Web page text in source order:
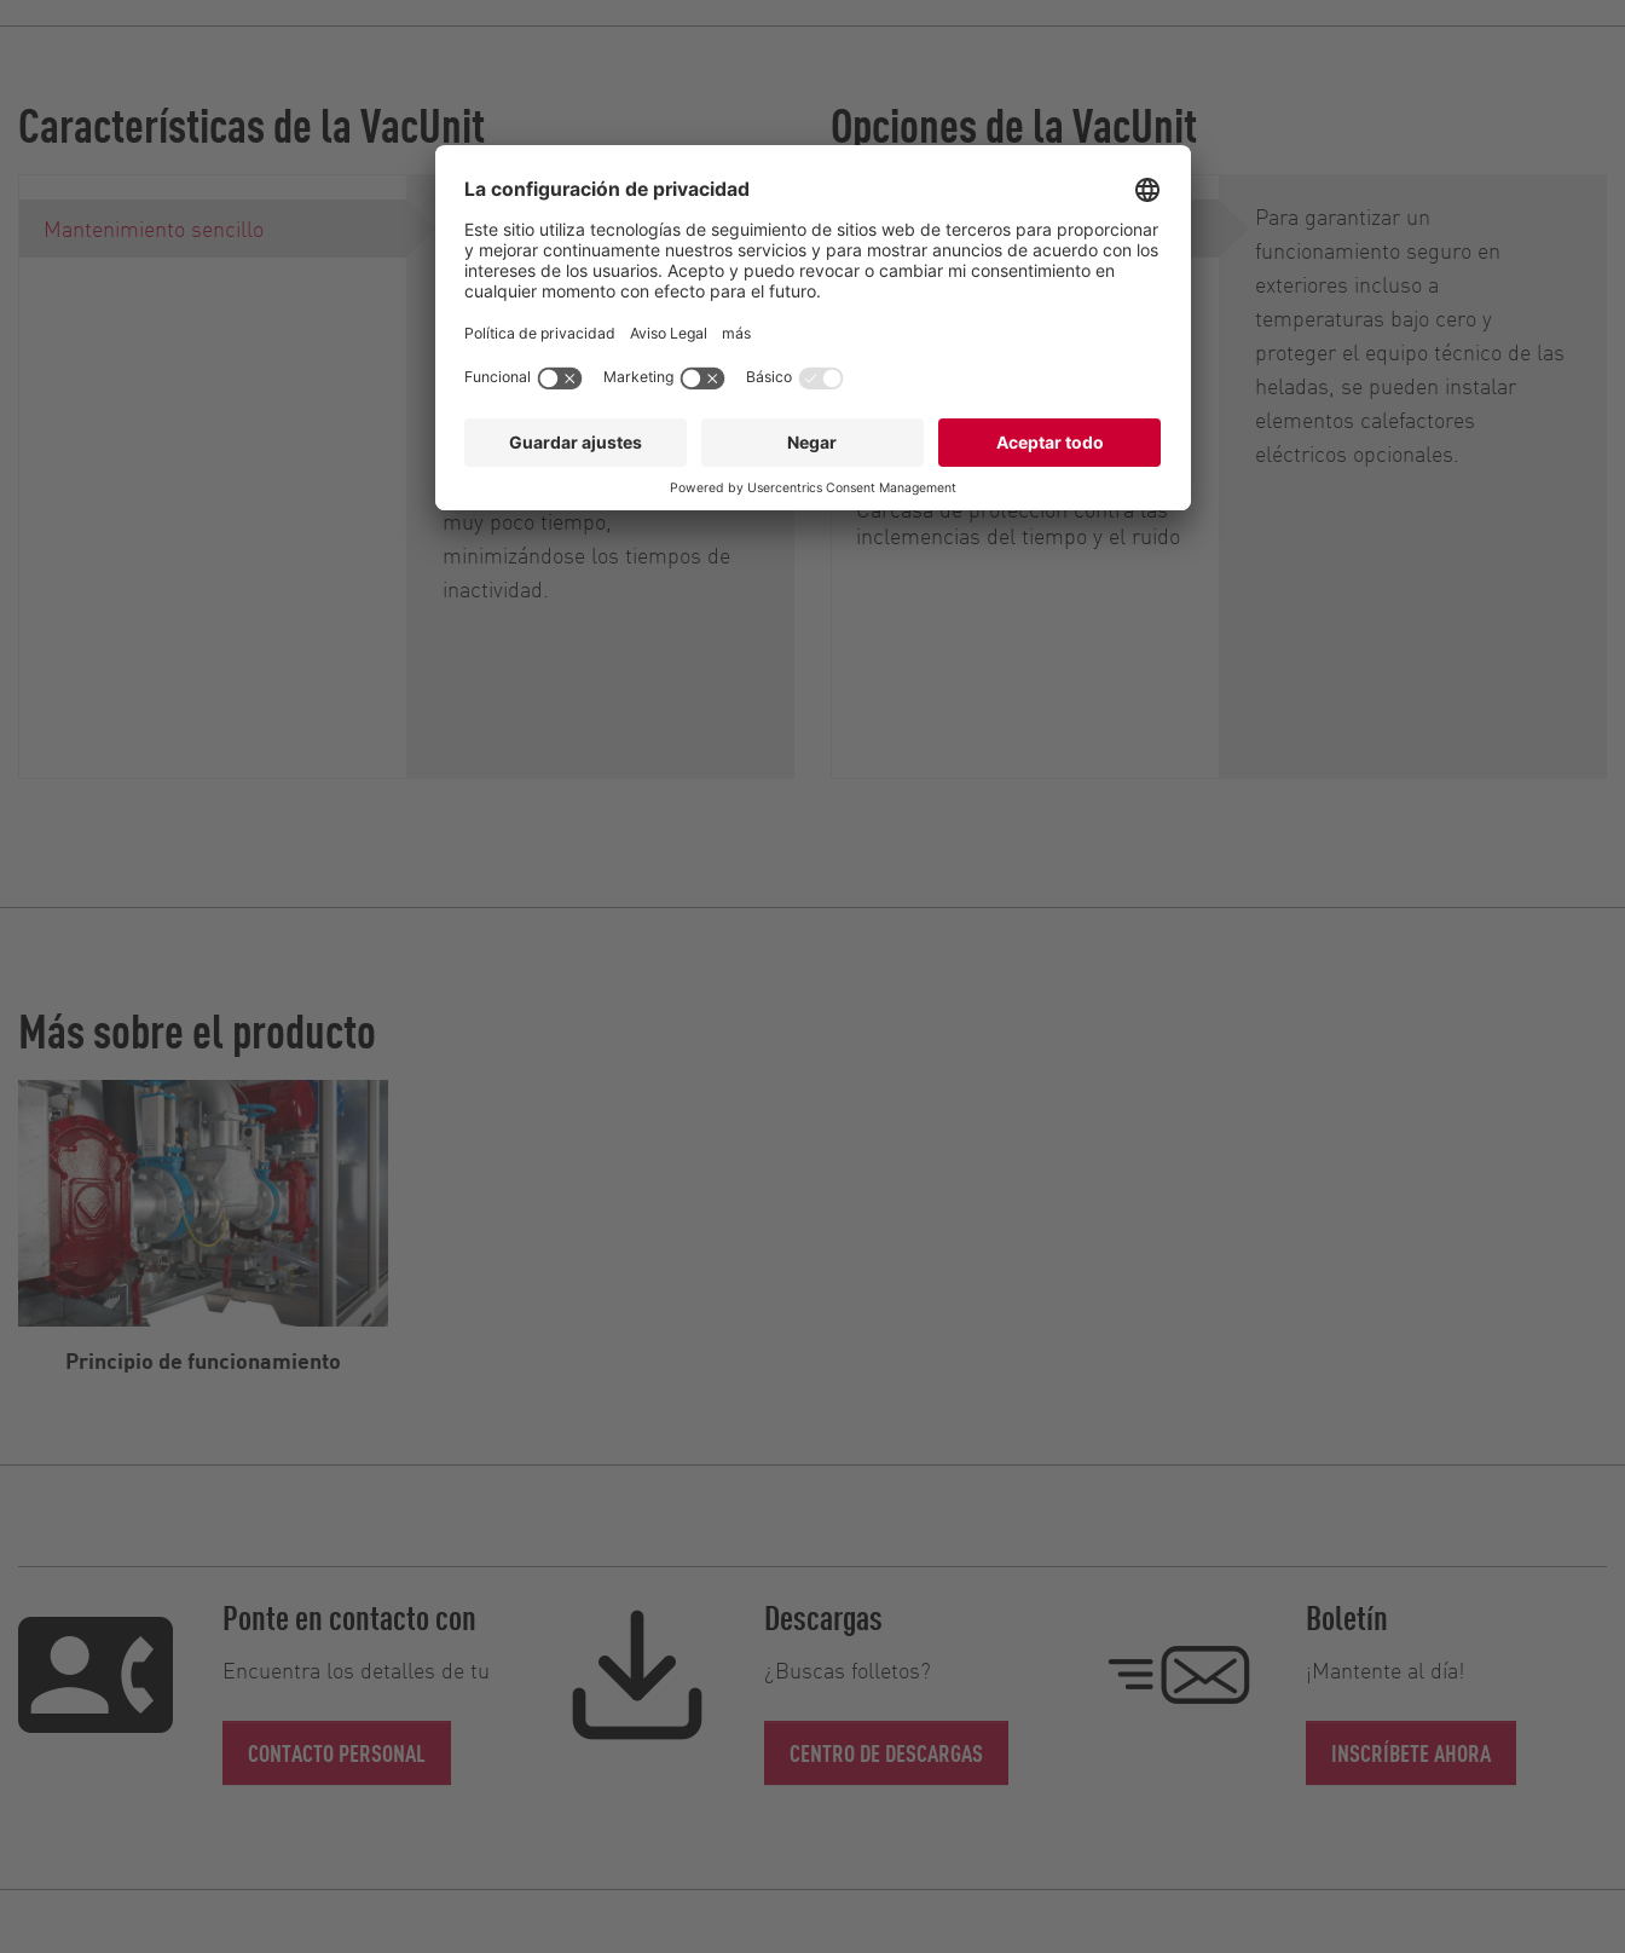
Características de la VacUnit
Mantenimiento sencillo
Nuestros productos con bombas
lobulares rotativas de la serie VX
están construidos según un
denominado QuickService. Este
diseño facilita especialmente el
de los equipos. Los sistemas
vuelven a estar disponibles en
muy poco tiempo,
minimizándose los tiempos de
inactividad.
Opciones de la VacUnit
Calefacción
Recopilación de datos operativos,
compartimento de máguina
Carcasa de protección contra las
inclemencias del tiempo y el ruido
Para garantizar un
funcionamiento seguro en
exteriores incluso a
temperaturas bajo cero y
proteger el equipo técnico de las
heladas, se pueden instalar
elementos calefactores
eléctricos opcionales.
Más sobre el producto
Principio de funcionamiento
Ponte en contacto con
Encuentra los detalles de tu
CONTACTO PERSONAL
Descargas
¿Buscas folletos?
CENTRO DE DESCARGAS
Boletín
¡Mantente al día!
INSCRÍBETE AHORA